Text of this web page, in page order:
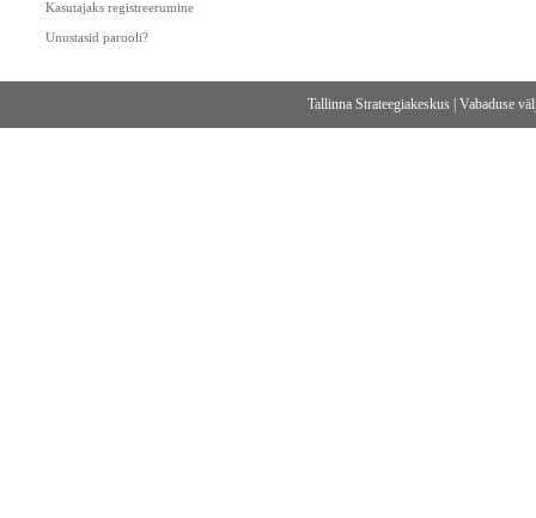
Kasutajaks registreerumine
Unustasid parooli?
Tallinna Strateegiakeskus |Vabaduse